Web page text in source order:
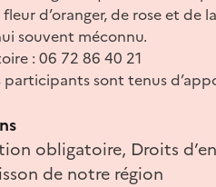
d’oranger, de rose et
souvent méconnu.
: 06 72 86 40 21
participants sont tenus
obligatoire, Droits
de notre région